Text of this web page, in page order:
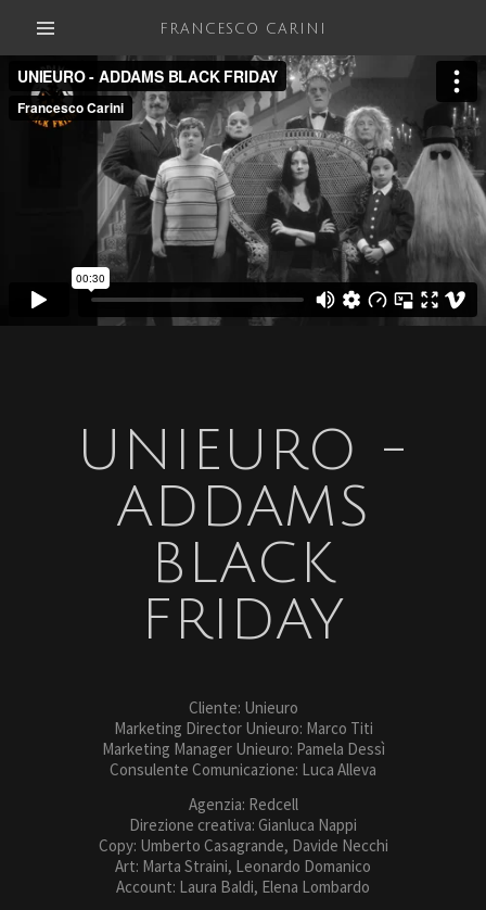
FRANCESCO CARINI
UNIEURO -
ADDAMS
BLACK
FRIDAY
Cliente: Unieuro
Marketing Director Unieuro: Marco Titi
Marketing Manager Unieuro: Pamela Dessì
Consulente Comunicazione: Luca Alleva
Agenzia: Redcell
Direzione creativa: Gianluca Nappi
Copy: Umberto Casagrande, Davide Necchi
Art: Marta Straini, Leonardo Domanico
Account: Laura Baldi, Elena Lombardo